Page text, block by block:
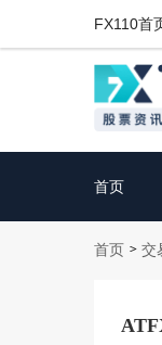
FX110首
首页
首页 > 交